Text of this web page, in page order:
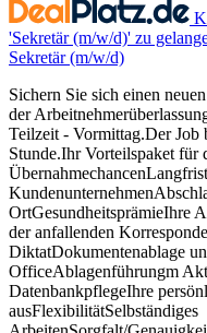
'Sekretär (m/w/d)' zu
Sekretär (m/w/d)
Sichern Sie sich einen
der
Teilzeit - Vormittag.Der
Stunde.Ihr Vorteilspaket für
OrtGesundheitsprämieIhre
der anfallenden
DiktatDokumentenablage
OfficeAblagenführungm
DatenbankpflegeIhre
ausFlexibilitätSelbständiges